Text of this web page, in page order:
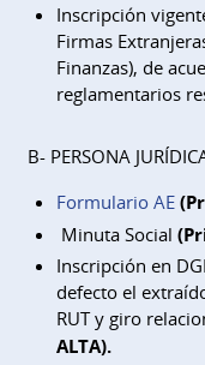
Inscripción
Firmas
Finanzas), de
reglamentarios
B- PERSONA
Formulario AE
Minuta Social
Inscripción en
defecto el
RUT y giro
ALTA).